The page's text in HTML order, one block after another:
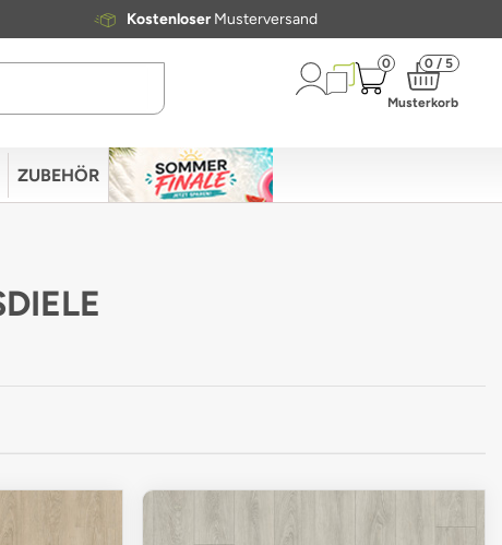
Kostenloser Musterversand
0 0 / 5
Musterkorb
ZUBEHÖR